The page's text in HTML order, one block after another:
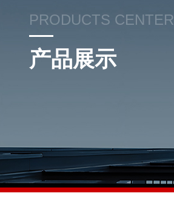
PRODUCTS CENTER
产品展示